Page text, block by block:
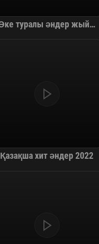
Әке туралы әндер жыйнағы
Қазақша хит әндер 2022